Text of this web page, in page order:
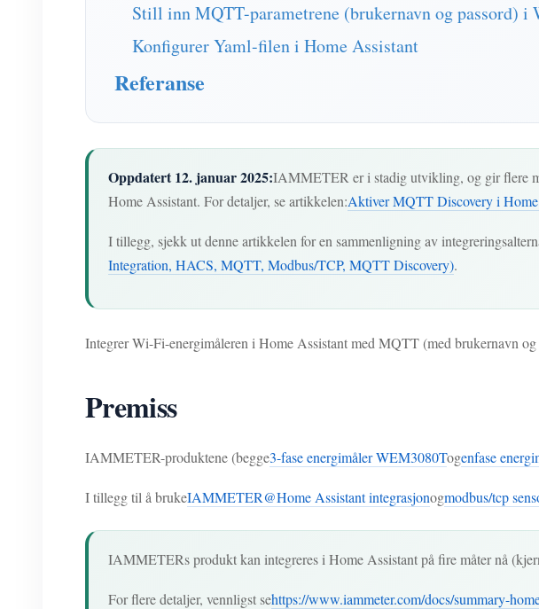
Still inn MQTT-parametrene (brukernavn og
Konfigurer Yaml-filen i Home Assistant
Referanse
Oppdatert 12. januar 2025:IAMMETER er i stadig utvikling, og gir flere
Home Assistant. For detaljer, se artikkelen:Aktiver MQTT Discovery i
I tillegg, sjekk ut denne artikkelen for en sammenligning av
Integration, HACS, MQTT, Modbus/TCP, MQTT Discovery).
Integrer Wi-Fi-energimåleren i Home Assistant med MQTT (med brukernavn og
Premiss
IAMMETER-produktene (begge3-fase energimåler WEM3080Togenfase
I tillegg til å brukeIAMMETER@Home Assistant integrasjonogmodbus/tcp
IAMMETERs produkt kan integreres i Home Assistant på fire måter nå
For flere detaljer, vennligst sehttps://www.iammeter.com/docs/summary-